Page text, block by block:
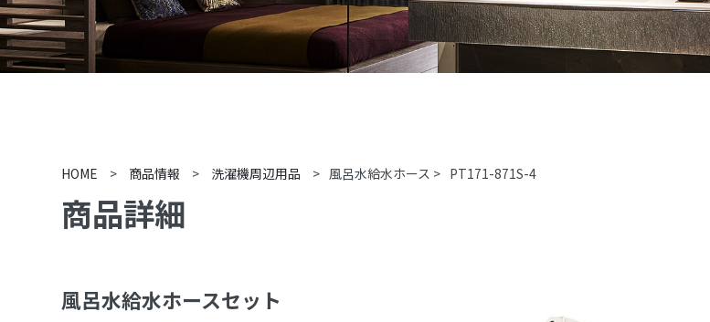
HOME > 商品情報 > 洗濯機周辺用品 > 風呂水給水ホース > PT171-871S-4
商品詳細
風呂水給水ホースセット